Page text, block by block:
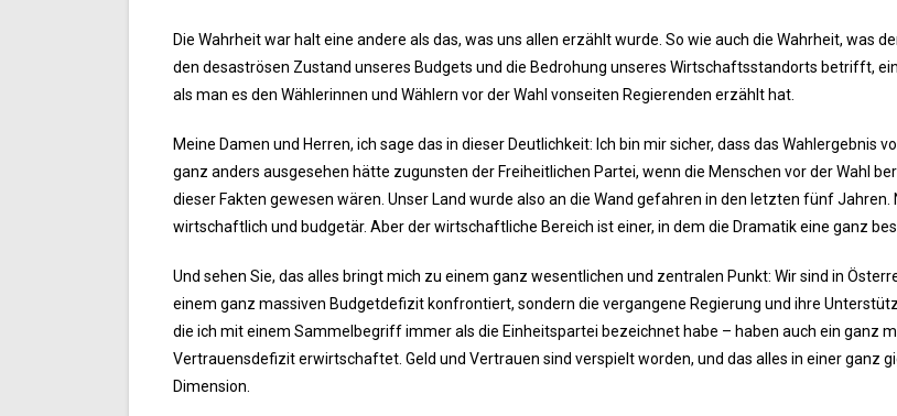
Die Wahrheit war halt eine andere als das, was uns allen erzählt wurde. So wie auch die Wahrheit, was
den desaströsen Zustand unseres Budgets und die Bedrohung unseres Wirtschaftsstandorts betrifft,
als man es den Wählerinnen und Wählern vor der Wahl vonseiten Regierenden erzählt hat.
Meine Damen und Herren, ich sage das in dieser Deutlichkeit: Ich bin mir sicher, dass das Wahlergebnis
ganz anders ausgesehen hätte zugunsten der Freiheitlichen Partei, wenn die Menschen vor der Wahl
dieser Fakten gewesen wären. Unser Land wurde also an die Wand gefahren in den letzten fünf Jahren.
wirtschaftlich und budgetär. Aber der wirtschaftliche Bereich ist einer, in dem die Dramatik eine ganz
Und sehen Sie, das alles bringt mich zu einem ganz wesentlichen und zentralen Punkt: Wir sind in
einem ganz massiven Budgetdefizit konfrontiert, sondern die vergangene Regierung und ihre
die ich mit einem Sammelbegriff immer als die Einheitspartei bezeichnet habe – haben auch ein ganz
Vertrauensdefizit erwirtschaftet. Geld und Vertrauen sind verspielt worden, und das alles in einer ganz
Dimension.